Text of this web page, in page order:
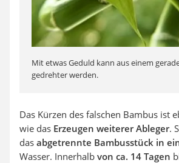
Mit etwas Geduld kann aus einem
gedrehter werden.
Das Kürzen des falschen Bambus ist
wie das Erzeugen weiterer Ableger.
das abgetrennte Bambusstück in
Wasser. Innerhalb von ca. 14 Tagen